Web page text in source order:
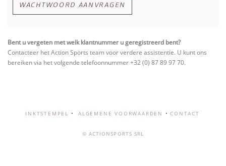
WACHTWOORD AANVRAGEN
Bent u vergeten met welk klantnummer u geregistreerd bent?
Contacteer het Action Sports team voor verdere assistentie. U kunt ons
bereiken via het volgende telefoonnummer +32 (0) 87 89 97 70.
INKTSTEMPEL ALGEMENE VOORWAARDEN CONTACT
© ACTIONSPORTS SRL